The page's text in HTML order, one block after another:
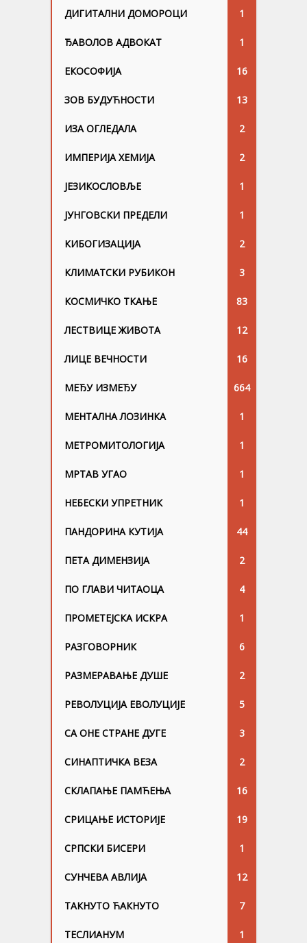
ДИГИТАЛНИ ДОМОРОЦИ 1
ЂАВОЛОВ АДВОКАТ 1
ЕКОСОФИЈА 16
ЗОВ БУДУЋНОСТИ 13
ИЗА ОГЛЕДАЛА 2
ИМПЕРИЈА ХЕМИЈА 2
ЈЕЗИКОСЛОВЉЕ 1
ЈУНГОВСKИ ПРЕДЕЛИ 1
КИБОГИЗАЦИЈА 2
КЛИМАТСКИ РУБИКОН 3
КОСМИЧКО ТКАЊЕ 83
ЛЕСТВИЦЕ ЖИВОТА 12
ЛИЦЕ ВЕЧНОСТИ 16
МЕЂУ ИЗМЕЂУ 664
МЕНТАЛНА ЛОЗИНКА 1
МЕТРОМИТОЛОГИЈА 1
МРТАВ УГАО 1
НЕБЕСКИ УПРЕТНИК 1
ПАНДОРИНА КУТИЈА 44
ПЕТА ДИМЕНЗИЈА 2
ПО ГЛАВИ ЧИТАОЦА 4
ПРОМЕТЕЈСКА ИСКРА 1
РАЗГОВОРНИК 6
РАЗМЕРАВАЊЕ ДУШЕ 2
РЕВОЛУЦИЈА ЕВОЛУЦИЈЕ 5
СА ОНЕ СТРАНЕ ДУГЕ 3
СИНАПТИЧКА ВЕЗА 2
СКЛАПАЊЕ ПАМЋЕЊА 16
СРИЦАЊЕ ИСТОРИЈЕ 19
СРПСКИ БИСЕРИ 1
СУНЧЕВА АВЛИЈА 12
ТАКНУТО ЋАКНУТО 7
ТЕСЛИАНУМ 1